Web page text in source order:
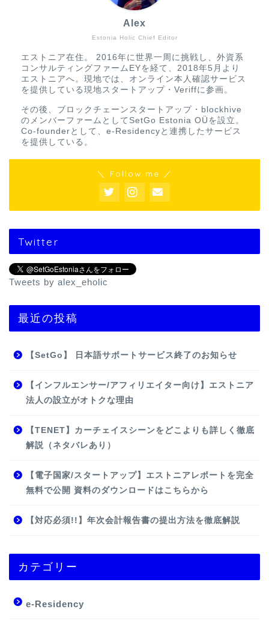
Estonia Holic Chief Editor
Alex
エストニア在住。 2016年に世界一周に挑戦し、外資系
コンサルティングファームEYを経て、2018年5月より
エストニアへ。現地では、オンライン本人確認サービス
を提供している現地スタートアップ・Veriffに参画。
その後、ブロックチェーンスタートアップ・blockhive
のメンバーファームとしてSetGo Estonia OÜを設立。
Co-founderとして、e-Residencyと連携したサービス
を提供している。
＼ Follow me ／
Twitter
Tweets by alex_eholic
最近の投稿
【SetGo】 日本語サポートサービス終了のお知らせ
【インフルエンサー/アフィリエイター向け】エストニア
法人の設立がオトクな理由
【TENET】カーチェイスシーンをどこよりも詳しく徹底
解説（ネタバレあり）
【電子国家/スタートアップ】エストニアレポートを完全
無料で公開 資料のダウンロードはこちらから
【対応必須!!】年次会計報告書の提出方法を徹底解説
カテゴリー
e-Residency